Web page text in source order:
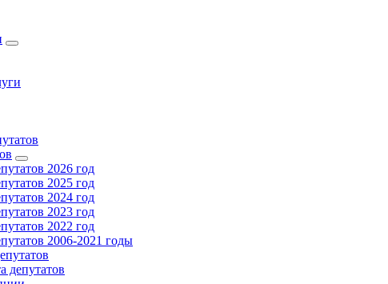
2026 год
2025 год
2024 год
2023 год
2022 год
2006-2021 годы
депутатов